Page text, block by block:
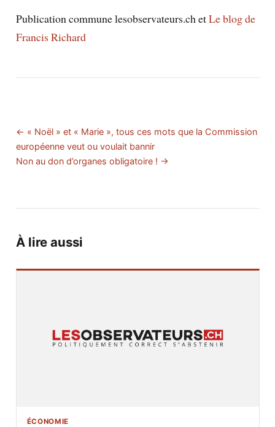
Publication commune lesobservateurs.ch etLe blog de
Francis Richard
← « Noël » et « Marie », tous ces mots que la Commission
européenne veut ou voulait bannir
Non au don d’organes obligatoire ! →
À lire aussi
ÉCONOMIE